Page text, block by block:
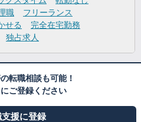
職
フリーランス
せる
完全在宅勤務
独占求人
転職相談も可能！
ご登録ください
援に登録